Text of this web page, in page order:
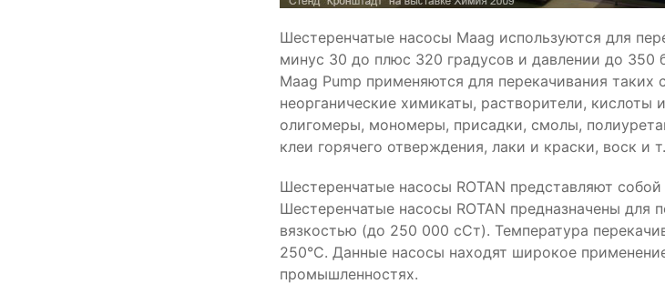
Шестеренчатые насосы Мааg используются для
минус 30 до плюс 320 градусов и давлении до 350
Мааg Pump применяются для перекачивания таких
неорганические химикаты, растворители,
олигомеры, мономеры, присадки, смолы,
клеи горячего отверждения, лаки и краски, воск и
Шестеренчатые насосы ROTAN представляют
Шестеренчатые насосы ROTAN предназначены для
вязкостью (до 250 000 сСт). Температура
250°С. Данные насосы находят широкое
промышленностях.